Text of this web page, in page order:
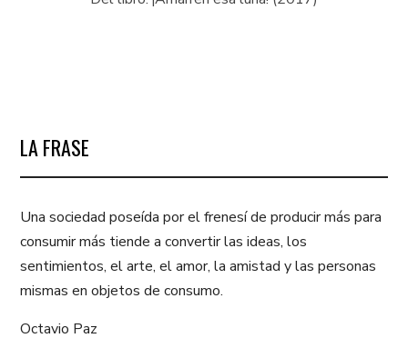
LA FRASE
Una sociedad poseída por el frenesí de producir más para
consumir más tiende a convertir las ideas, los
sentimientos, el arte, el amor, la amistad y las personas
mismas en objetos de consumo.
Octavio Paz